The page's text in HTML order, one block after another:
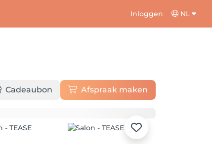
Inloggen NL
Cadeaubon Afspraak maken